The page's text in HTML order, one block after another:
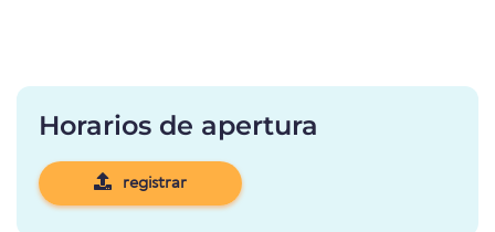
Horarios de apertura
registrar